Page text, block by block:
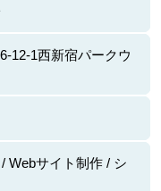
12-1西新宿パークウ
Webサイト制作 / シ